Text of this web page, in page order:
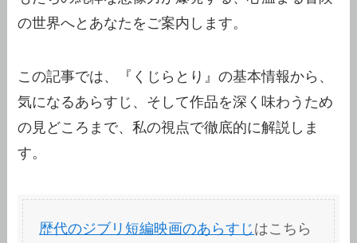
の世界へとあなたをご案内します。
この記事では、『くじらとり』の基本情報から、
気になるあらすじ、そして作品を深く味わうため
の見どころまで、私の視点で徹底的に解説しま
す。
歴代のジブリ短編映画のあらすじはこちら